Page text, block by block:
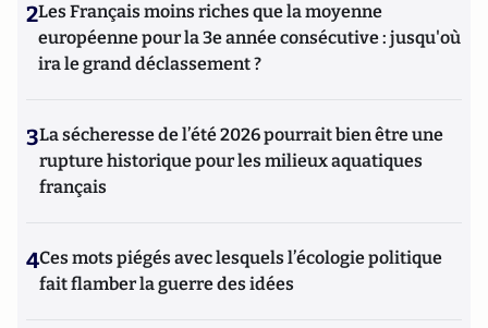
2Les Français moins riches que la moyenne
européenne pour la 3e année consécutive : jusqu'où
ira le grand déclassement ?
3La sécheresse de l’été 2026 pourrait bien être une
rupture historique pour les milieux aquatiques
français
4Ces mots piégés avec lesquels l’écologie politique
fait flamber la guerre des idées